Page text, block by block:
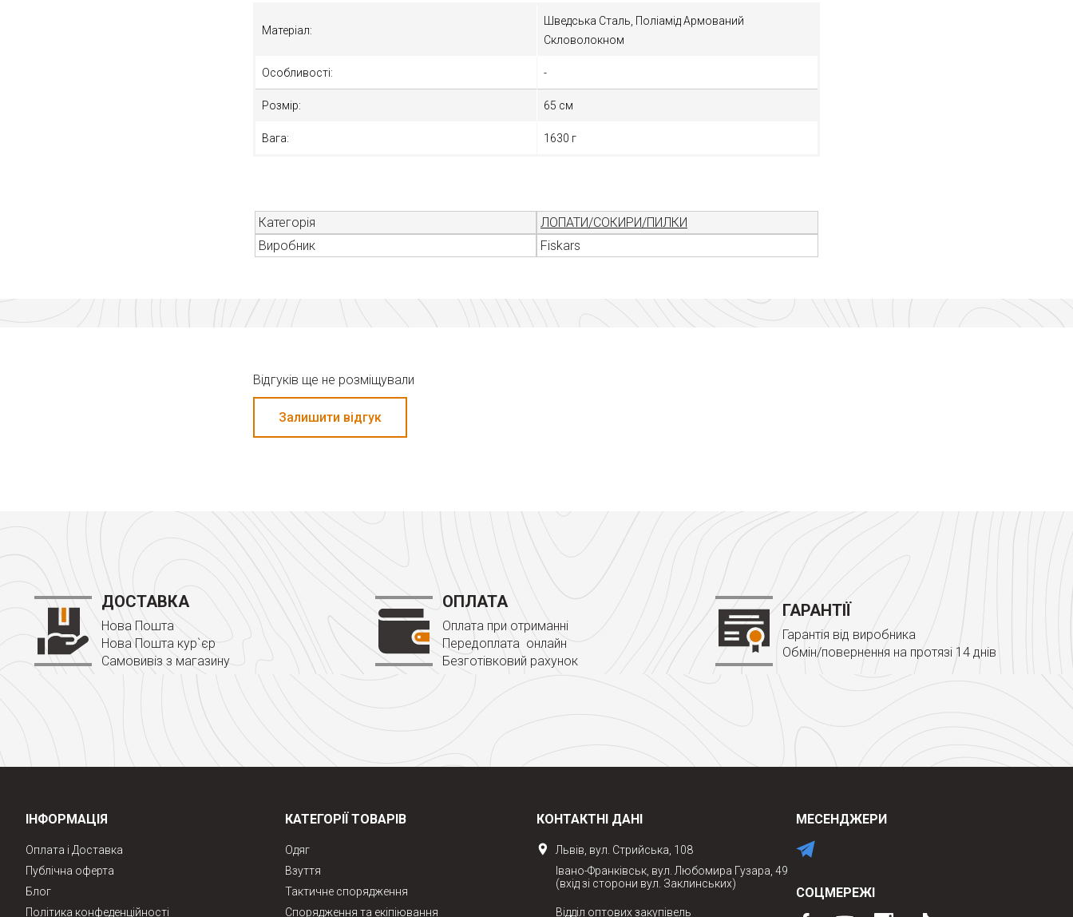
Матеріал:
Шведська Сталь, Поліамід Армований
Скловолокном
Особливості: -
Розмір: 65 см
Вага: 1630 г
Категорія
ЛОПАТИ/СОКИРИ/ПИЛКИ
Виробник
Fiskars
Відгуків ще не розміщували
Залишити відгук
ДОСТАВКА
Нова Пошта
Нова Пошта кур`єр
Самовивіз з магазину
ОПЛАТА
Оплата при отриманні
Передоплата онлайн
Безготівковий рахунок
ГАРАНТІЇ
Гарантія від виробника
Обмін/повернення на протязі 14 днів
ІНФОРМАЦІЯ
Оплата і Доставка
Публічна оферта
Блог
Політика конфеденційності
КАТЕГОРІЇ ТОВАРІВ
Одяг
Взуття
Тактичне спорядження
Спорядження та екіпіювання
КОНТАКТНІ ДАНІ
Львів, вул. Стрийська, 108
Івано-Франківськ, вул. Любомира Гузара, 49
(вхід зі сторони вул. Заклинських)
Відділ оптових закупівель
МЕСЕНДЖЕРИ
СОЦМЕРЕЖІ